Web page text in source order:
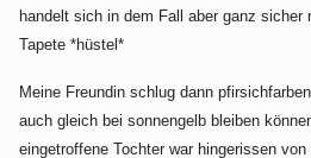
handelt sich in dem Fall aber ganz sicher
Tapete *hüstel*
Meine Freundin schlug dann
auch gleich bei sonnengelb bleiben
eingetroffene Tochter war hingerissen